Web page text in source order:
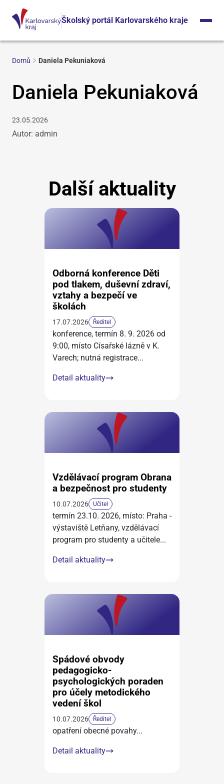
Školský portál Karlovarského kraje
Domů Daniela Pekuniaková
Daniela Pekuniaková
23.05.2026
Autor: admin
Další aktuality
Odborná konference Děti
pod tlakem, duševní zdraví,
vztahy a bezpečí ve
školách
17.07.2026 Ředitel
konference, termín 8. 9. 2026 od
9:00, místo Císařské lázně v K.
Varech; nutná registrace...
Detail aktuality
Vzdělávací program Obrana
a bezpečnost pro studenty
10.07.2026 Učitel
termín 23.10. 2026, místo: Praha -
výstaviště Letňany, vzdělávací
program pro studenty a učitele...
Detail aktuality
Spádové obvody
pedagogicko-
psychologických poraden
pro účely metodického
vedení škol
10.07.2026 Ředitel
opatření obecné povahy...
Detail aktuality